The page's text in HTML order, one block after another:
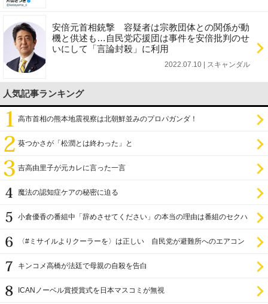
安倍元首相銃撃 容疑者は宗教団体との関係が動
機と供述も…自民党応援団は事件を安倍批判のせ
いにして「言論封殺」に利用
2022.07.10 | スキャンダル
人気記事ランキング
高市首相の熊本地震視察は北朝鮮並みのプロパガンダ！
葵つかさが「松潤とは終わった」と
吉高由里子が元カレに言った一言
魔法の認知症ケアの秘密に迫る
小倉優香の番組中「辞めさせてください」の本当の理由は番組のセクハ
〈#ミサイルよりクーラーを〉は正しい 自民党が避難所へのエアコン
キンコメ高橋が法廷で母親の自殺を告白
ICANノーベル賞授賞式を日本マスコミが無視